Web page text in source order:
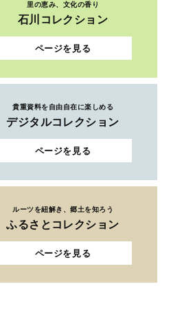
里の恵み、文化の香り
石川コレクション
ページを見る
貴重資料を自由自在に楽しめる
デジタルコレクション
ページを見る
ルーツを紐解き、郷土を知ろう
ふるさとコレクション
ページを見る